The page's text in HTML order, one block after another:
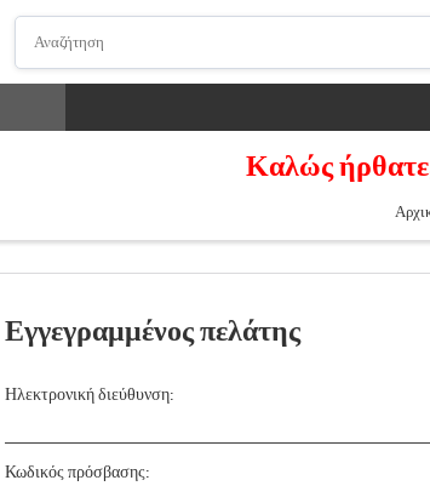
Καλώς
Εγγεγραμμένος πελάτης
Ηλεκτρονική διεύθυνση:
Κωδικός πρόσβασης: